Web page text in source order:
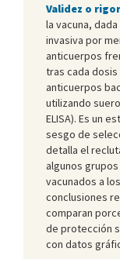
Validez o
la vacuna,
invasiva por
anticuerpos
tras cada
anticuerpos
utilizando
ELISA). Es un
sesgo de
detalla el
algunos
vacunados a
conclusiones
comparan
de protección
con datos